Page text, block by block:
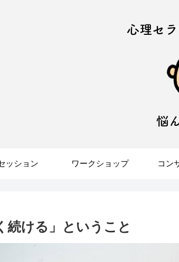
ッション ワークショップ コン
続ける」ということ